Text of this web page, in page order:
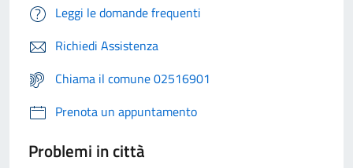
Leggi le domande frequenti
Richiedi Assistenza
Chiama il comune 02516901
Prenota un appuntamento
Problemi in città